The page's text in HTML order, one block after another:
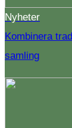
Nyheter
Kombinera
samling